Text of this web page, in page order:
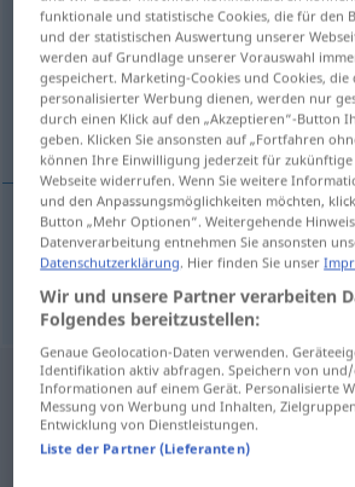
Übersicht aller Übersetzungen
(Für mehr Details die Übersetzung
kleben
kleben lepit
funktionale und statistische Cookies, die für den
und der statistischen Auswertung unserer
werden auf Grundlage unserer Vorauswahl
gespeichert. Marketing-Cookies und Cookies,
personalisierter Werbung dienen, werden nur
durch einen Klick auf den „Akzeptieren“-Button
geben. Klicken Sie ansonsten auf „Fortfahren
können Ihre Einwilligung jederzeit für zukünftige
Webseite widerrufen. Wenn Sie weitere
und den Anpassungsmöglichkeiten möchten,
Button „Mehr Optionen“. Weitergehende
Datenverarbeitung entnehmen Sie ansonsten
Datenschutzerklärung . Hier finden Sie unser
Wir und unsere Partner verarbeiten
Folgendes bereitzustellen:
Genaue Geolocation-Daten verwenden.
Identifikation aktiv abfragen. Speichern von
Informationen auf einem Gerät. Personalisierte
Messung von Werbung und Inhalten,
Entwicklung von Dienstleistungen.
Liste der Partner (Lieferanten)